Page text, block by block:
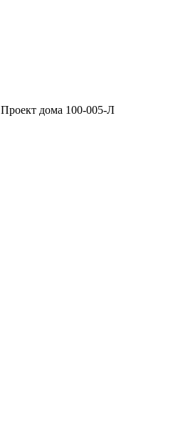
Проект дома 100-005-Л